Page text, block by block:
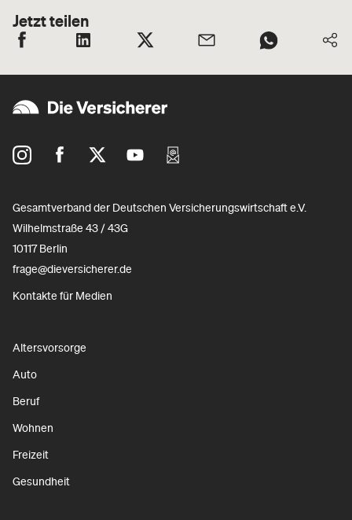
Jetzt teilen
Gesamtverband der Deutschen Versicherungswirtschaft e.V.
Wilhelmstraße 43 / 43G
10117 Berlin
frage@dieversicherer.de
Kontakte für Medien
Altersvorsorge
Auto
Beruf
Wohnen
Freizeit
Gesundheit